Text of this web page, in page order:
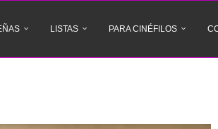
LISTAS PARA CINÉFILOS